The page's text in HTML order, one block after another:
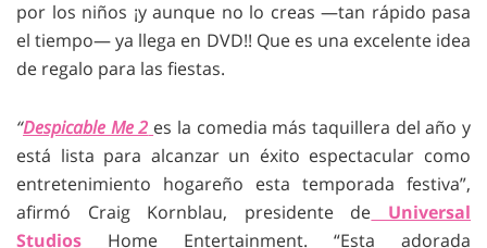
por los niños ¡y aunque no lo creas —tan rápido pasa
el tiempo— ya llega en DVD!! Que es una excelente idea
de regalo para las fiestas.
“Despicable Me 2 es la comedia más taquillera del año y
está lista para alcanzar un éxito espectacular como
entretenimiento hogareño esta temporada festiva”,
afirmó Craig Kornblau, presidente de Universal
Studios
Home Entertainment. “Esta adorada